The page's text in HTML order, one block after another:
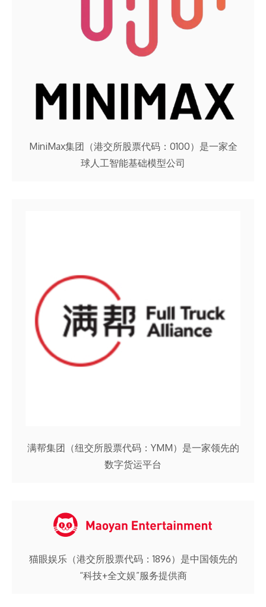
MiniMax集团（港交所股票代码：0100）是一家全
球人工智能基础模型公司
满帮集团（纽交所股票代码：YMM）是一家领先的
数字货运平台
猫眼娱乐（港交所股票代码：1896）是中国领先的
“科技+全文娱”服务提供商